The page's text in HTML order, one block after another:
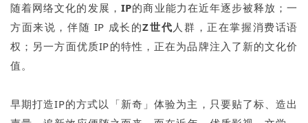
随着网络文化的发展， IP的商业能力在近年逐步被释放；一
方面来说，伴随 IP 成长的Z世代人群，正在掌握消费话语
权；另一方面优质IP的特性，正在为品牌注入了新的文化价
值。
早期打造IP的方式以「新奇」体验为主，只要贴了标、造出